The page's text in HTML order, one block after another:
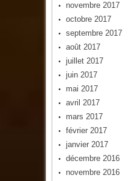
novembre 2017
octobre 2017
septembre 2017
août 2017
juillet 2017
juin 2017
mai 2017
avril 2017
mars 2017
février 2017
janvier 2017
décembre 2016
novembre 2016